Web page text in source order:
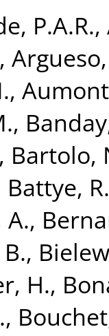
P.A.R.,
,
,
,
, Bartolo,
Battye, R.
,
,
H.,
,